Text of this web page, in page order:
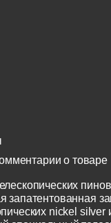
о товаре
запатентованная
nickel